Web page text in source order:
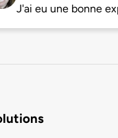
J'ai eu une bonne